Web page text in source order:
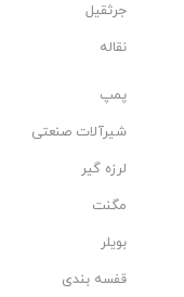
جرثقیل
نقاله
پمپ
شیرآلات صنعتی
لرزه گیر
مگنت
بویلر
قفسه بندی